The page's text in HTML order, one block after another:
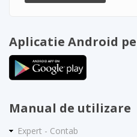
Aplicatie Android
Manual de utilizare
Expert - Contab